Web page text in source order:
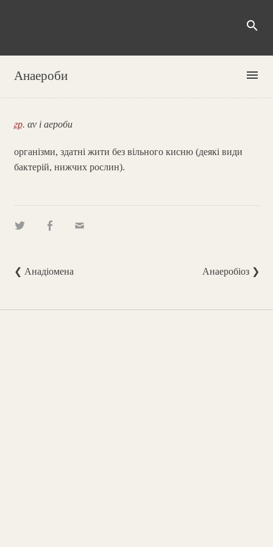
search
Анаероби menu
гр. αν і аероби
організми, здатні жити без вільного кисню (деякі види
бактерій, нижчих рослин).
❮ Анадіомена Анаеробіоз ❯